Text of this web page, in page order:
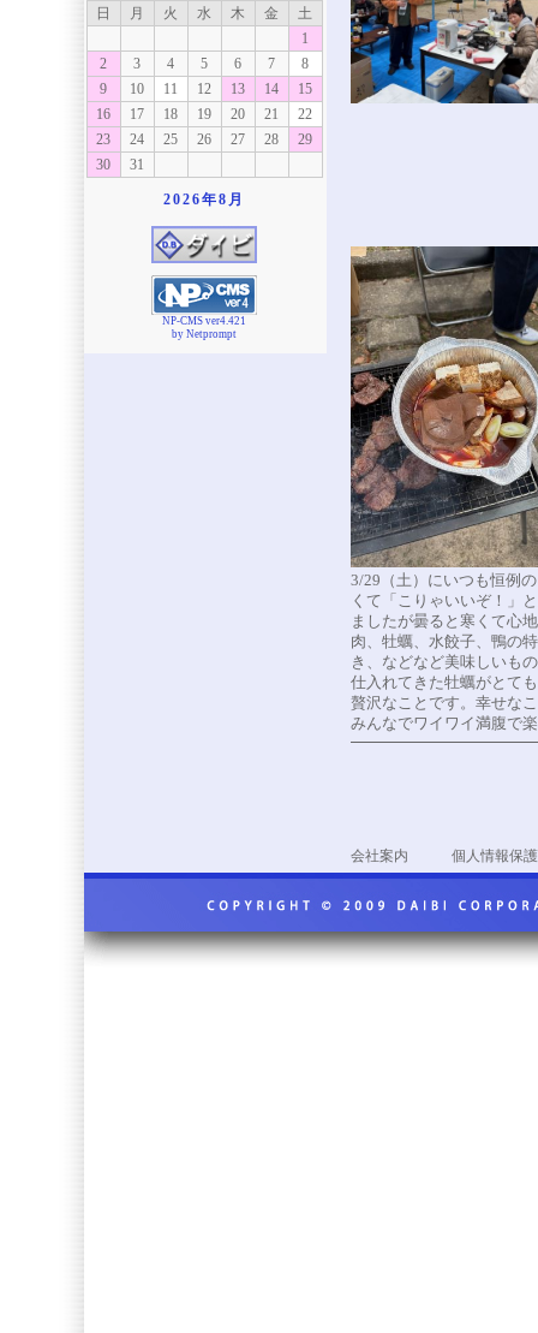
日 月 火 水 木 金
土
1
2
3 4 5 6 7
8
9
10 11 12 13 14
15
16
17 18 19 20 21
22
23
24 25 26 27 28
29
30
31
2026年8月
NP-CMS ver4.421
by Netprompt
3/29（土）にいつも恒例
くて「こりゃいいぞ！」
ましたが曇ると寒くて心
肉、牡蠣、水餃子、鴨の
き、などなど美味しいも
仕入れてきた牡蠣がとて
贅沢なことです。幸せな
みんなでワイワイ満腹で
会社案内 個人情報保